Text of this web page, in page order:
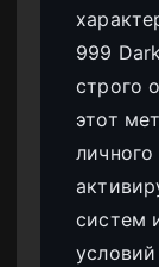
999
строго
этот
систем